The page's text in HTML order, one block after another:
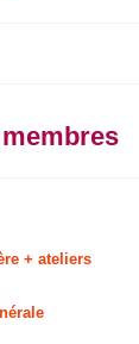
+ ateliers